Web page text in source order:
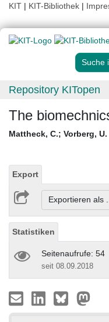
KIT | KIT-Bibliothek |
Suche
Repository KITopen
The
Mattheck, C.; Vorberg, U.
Export
Exportieren
Statistiken
Seitenaufrufe: 54
seit 08.09.2018